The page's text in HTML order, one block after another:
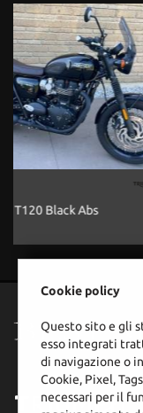
€ 10.290
690 SMC R
Cookie policy
Questo sito e gli
esso integrati
di navigazione o
Cookie, Pixel,
necessari per il